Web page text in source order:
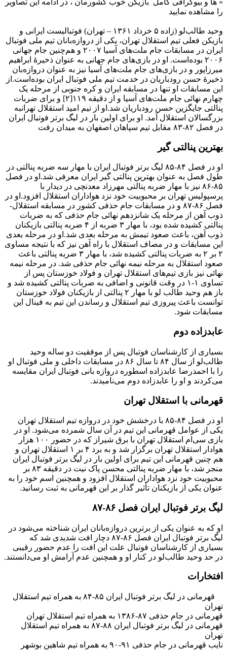
» ها و بیوگرافی کامل بازیکن خوب کشورمان ، در ادامه این تصاویر
را مشاهده نمایید
وحید طالب‌لو (زاده ۵ خرداد ۱۳۶۱ – تهران) فوتبالیست ایرانی و
بازیکن فعلی تیم استقلال تهران، یکی از دروازه‌بانان تیم ملی فوتبال
ایران در مسابقات جام ملت‌های آسیا ۲۰۰۷ و هم‌چنین جام جهانی
۲۰۰۶ بوده‌است. او در بازی‌های جام جهانی به عنوان ذخیرهٔ ابراهیم
میرزاپور و در بازی‌های جام ملت‌های آسیا نیز به عنوان دروازه‌بان
ذخیرهٔ حسن رودباریان در خدمت تیم ملی فوتبال ایران بوده‌است.از
این مسابقات او تنها در مسابقه ایران و کره جنوبی از مرحله یک
چهارم نهائی جام ملت‌های آسیا و از دقیقه ۱۱۹[۲] و برای ضربات
پنالتی جایگزین حسن رودباریان شد.او از تیم امید استقلال تهرانبه
بزرگسالان استقلال آمد. او برای اولین بار در لیگ برتر فوتبال ایران
در فصل ۸۲-۸۳ مقابل تیم سپاهان اصفهان به میدان رفت
بهترین پنالتی‌ گیر
او در فصل ۸۴-۸۵ لیگ برتر فوتبال ایران با مهار سه ضربه پنالتی در
طول فصل به عنوان بهترین پنالتی گیر ایران معرفی شد.او در فصل
۸۵-۸۶ نیز با مهار ضربه پنالتی مهرزاد معدنچی در دیدار با
پرسپولیس تهران بر محبوبیت خود نزد هواداران استقلال افزود.او در
فصل ۸۶-۸۷ و در مسابقات جام حذفی کشور در مسابقه استقلال-
ذوب آهن از مرحله یک شانزدهم نهائی جام حذفی که به ضربات
پنالتی کشیده شده بود، با مهار ۳ ضربه از ۴ ضربه پنالتی بازیکنان
ذوب آهن، باعث صعود تیمش به مرحله بعدی شد.او در مرحله بعدی
این مسابقات و در مصاف استقلال با راه آهن نیز که با نتیجه مساوی
۲ بر ۲ به ضربات پنالتی کشیده شد، با مهار ۳ ضربه پنالتی باعث
صعود استقلال به مرحله نیمه نهائی جام حذفی شد. در مرحله نیمه
نهائی نیز بازی تیم‌های استقلال تهران و فولاد خوزستان پس از
تساوی ۱-۱ در وقت قانونی و اضافی به ضربات پنالتی کشیده شد و
باز هم وحید طالب لو با مهار ۲ پنالتی از بازیکنان فولاد خوزستان
توانست باعث پیروزی تیم استقلال و رساندن این تیم به فینال این
مسابقات شود.
عابدزاده دوم
بسیاری از کارشناسان فوتبال پس از موفقیت دو ساله وحید
طالب‌لو از سال ۸۴ تا سال ۸۶ در مسابقات داخلی و ملی فوتبال او
را با احمدرضا عابدزاده اسطوره دروازه بانی فوتبال ایران مقایسه
می‌کردند و او را عابدزاده دوم می‌نامیدند.
قهرمانی با استقلال تهران
او در فصل ۸۴-۸۵ با درخشش خود در دروازه تیم استقلال تهران
یکی از عوامل قهرمانی این تیم در آن سال شمرده می‌شود. او در
بازی سی‌ام استقلال تهران با برق شیراز که در حضور ۱۰۰ هزار
هوادار استقلال تهران برگزار شد و به برد ۴ بر ۱ استقلال تهران و
هم چنین قهرمانی این تیم برای اولین بار در لیگ برتر فوتبال ایران
منجر شد، با مهار ضربه پنالتی محسن پاک نیت در دقیقه ۸۳ بر
محبوبیت خود نزد هواداران استقلال افزود و همچنین اسم خود را به
عنوان یکی از بازیکنان تأثیر گذار بر این قهرمانی به ثبت رسانید.
لیگ برتر فوتبال ایران فصل ۸۶-۸۷
او که به عنوان یکی از برترین دروازه‌بانان ایران شناخته می‌شود در
لیگ برتر فوتبال ایران فصل ۸۶-۸۷ دچار افت شدیدی شد که
بسیاری از کارشناسان فوتبال علت این افت را عدم حضور رقیبی
در حد وحید طالب‌لو در کنار او و همچنین عدم آرامش او می‌دانستند.
افتخارات
قهرمانی در لیگ برتر فوتبال ایران ۸۵-۸۴ به همراه تیم استقلال
تهران
قهرمانی در جام حذفی ۸۷-۱۳۸۶ به همراه تیم استقلال تهران
قهرمانی در لیگ برتر فوتبال ایران ۸۸-۸۷ به همراه تیم استقلال
تهران
نایب قهرمانی در جام حذفی ۹۱-۹۰ به همراه تیم شاهین بوشهر